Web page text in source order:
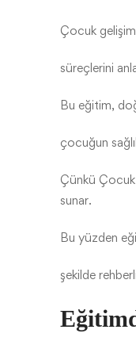
Çocuk
süreçlerini
Bu eğitim,
çocuğun
Çünkü Çocuk
sunar.
Bu yüzden
şekilde